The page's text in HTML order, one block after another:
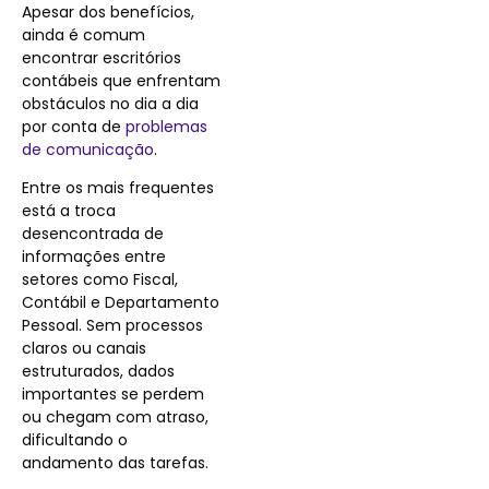
Apesar dos benefícios,
ainda é comum
encontrar escritórios
contábeis que enfrentam
obstáculos no dia a dia
por conta de problemas
de comunicação.
Entre os mais frequentes
está a troca
desencontrada de
informações entre
setores como Fiscal,
Contábil e Departamento
Pessoal. Sem processos
claros ou canais
estruturados, dados
importantes se perdem
ou chegam com atraso,
dificultando o
andamento das tarefas.